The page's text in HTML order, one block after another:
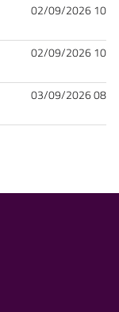
02/09/2026
02/09/2026
03/09/2026